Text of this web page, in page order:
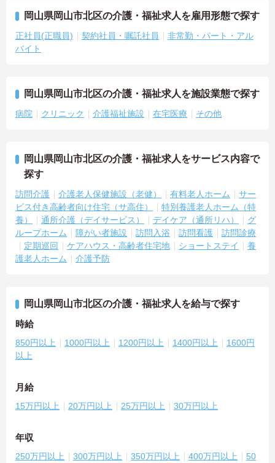
岡山県岡山市北区の介護・福祉求人を雇用形態で探す
正社員(正職員) 契約社員・嘱託社員
非常勤・パート・アル
バイト
岡山県岡山市北区の介護・福祉求人を施設業態で探す
病院 クリニック 介護福祉施設 在宅医療 その他
岡山県岡山市北区の介護・福祉求人をサービス内容で
探す
訪問介護 介護老人保健施設（老健） 有料老人ホーム
サー
ビス付き高齢者向け住宅（サ高住）
特別養護老人ホーム（特
養）
通所介護（デイサービス） デイケア（通所リハ）
グ
ループホーム
障がい者施設 訪問入浴 訪問看護
訪問診療
定期巡回
ケアハウス・高齢者住宅地 ショートステイ
養
護老人ホーム
介護予防
岡山県岡山市北区の介護・福祉求人を給与で探す
時給
850円以上 1000円以上 1200円以上 1400円以上
1600円
以上
月給
15万円以上 20万円以上 25万円以上 30万円以上
年収
250万円以上 300万円以上 350万円以上 400万円以上
50